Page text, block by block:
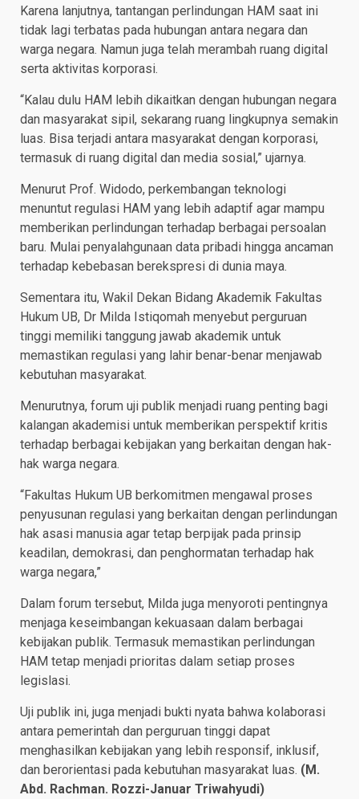
Karena lanjutnya, tantangan perlindungan HAM saat ini
tidak lagi terbatas pada hubungan antara negara dan
warga negara. Namun juga telah merambah ruang digital
serta aktivitas korporasi.
“Kalau dulu HAM lebih dikaitkan dengan hubungan negara
dan masyarakat sipil, sekarang ruang lingkupnya semakin
luas. Bisa terjadi antara masyarakat dengan korporasi,
termasuk di ruang digital dan media sosial,” ujarnya.
Menurut Prof. Widodo, perkembangan teknologi
menuntut regulasi HAM yang lebih adaptif agar mampu
memberikan perlindungan terhadap berbagai persoalan
baru. Mulai penyalahgunaan data pribadi hingga ancaman
terhadap kebebasan berekspresi di dunia maya.
Sementara itu, Wakil Dekan Bidang Akademik Fakultas
Hukum UB, Dr Milda Istiqomah menyebut perguruan
tinggi memiliki tanggung jawab akademik untuk
memastikan regulasi yang lahir benar-benar menjawab
kebutuhan masyarakat.
Menurutnya, forum uji publik menjadi ruang penting bagi
kalangan akademisi untuk memberikan perspektif kritis
terhadap berbagai kebijakan yang berkaitan dengan hak-
hak warga negara.
“Fakultas Hukum UB berkomitmen mengawal proses
penyusunan regulasi yang berkaitan dengan perlindungan
hak asasi manusia agar tetap berpijak pada prinsip
keadilan, demokrasi, dan penghormatan terhadap hak
warga negara,”
Dalam forum tersebut, Milda juga menyoroti pentingnya
menjaga keseimbangan kekuasaan dalam berbagai
kebijakan publik. Termasuk memastikan perlindungan
HAM tetap menjadi prioritas dalam setiap proses
legislasi.
Uji publik ini, juga menjadi bukti nyata bahwa kolaborasi
antara pemerintah dan perguruan tinggi dapat
menghasilkan kebijakan yang lebih responsif, inklusif,
dan berorientasi pada kebutuhan masyarakat luas. (M.
Abd. Rachman. Rozzi-Januar Triwahyudi)